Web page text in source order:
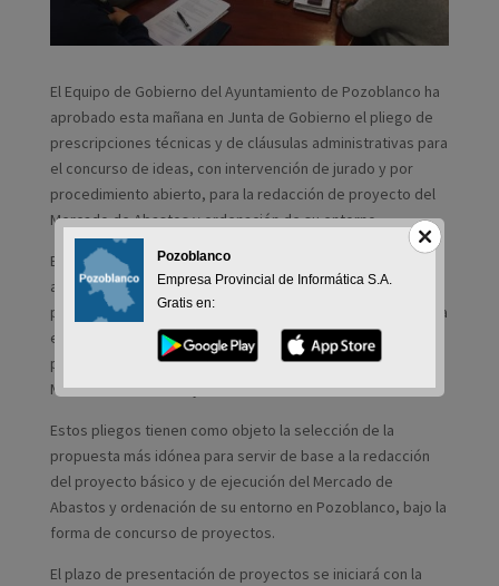
El Equipo de Gobierno del Ayuntamiento de Pozoblanco ha
aprobado esta mañana en Junta de Gobierno el pliego de
prescripciones técnicas y de cláusulas administrativas para
el concurso de ideas, con intervención de jurado y por
procedimiento abierto, para la redacción de proyecto del
Mercado de Abastos y ordenación de su entorno.
El Equipo de Gobierno del Ayuntamiento de Pozoblanco ha
aprobado esta mañana en Junta de Gobierno el pliego de
prescripciones técnicas y de cláusulas administrativas para
el concurso de ideas, con intervención de jurado y por
procedimiento abierto, para la redacción de proyecto del
Mercado de Abastos y ordenación de su entorno.
Estos pliegos tienen como objeto la selección de la
propuesta más idónea para servir de base a la redacción
del proyecto básico y de ejecución del Mercado de
Abastos y ordenación de su entorno en Pozoblanco, bajo la
forma de concurso de proyectos.
El plazo de presentación de proyectos se iniciará con la
Pozoblanco
Empresa Provincial de Informática S.A.
Gratis en: